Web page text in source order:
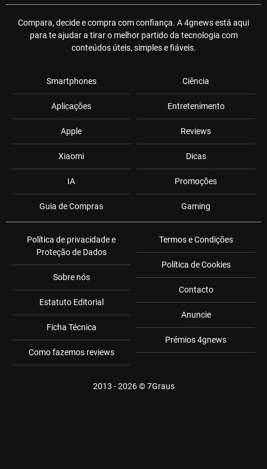
Compara, decide e compra com confiança. A 4gnews está aqui
para te ajudar a tirar o melhor partido da tecnologia com
conteúdos úteis, simples e fiáveis.
Smartphones
Aplicações
Apple
Xiaomi
IA
Guia de Compras
Ciência
Entretenimento
Reviews
Dicas
Promoções
Gaming
Política de privacidade e
Proteção de Dados
Sobre nós
Estatuto Editorial
Ficha Técnica
Como fazemos reviews
Termos e Condições
Política de Cookies
Contacto
Anuncie
Prémios 4gnews
2013 - 2026 ©7Graus